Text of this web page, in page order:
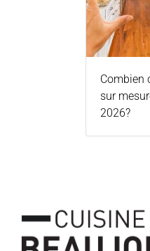
Combien
sur
2026?